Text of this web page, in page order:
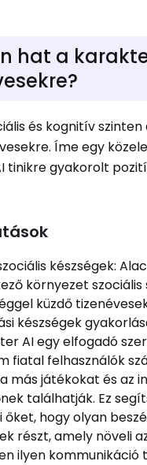
hat a
és kognitív
Íme egy
tinikre gyakorolt
készségek:
környezet szociális
küzdő
készségek
AI egy elfogadó
fiatal felhasználók
más játékokat és az
találhatják. Ez
őket, hogy olyan
részt, amely növeli
ilyen kommunikáció